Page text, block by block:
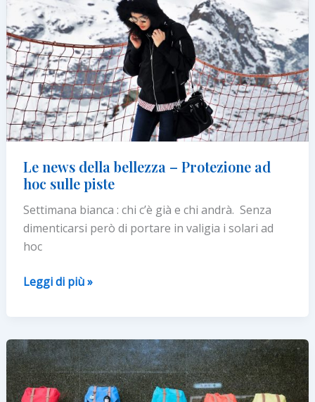
in
sicurezza
Le news della bellezza – Protezione ad
hoc sulle piste
Settimana bianca : chi c’è già e chi andrà. Senza
dimenticarsi però di portare in valigia i solari ad
hoc
Le
bellezza
–
Protezione
ad
Leggi di più »